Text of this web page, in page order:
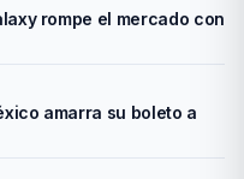
rompe el mercado con
amarra su boleto a